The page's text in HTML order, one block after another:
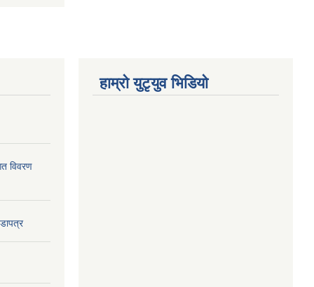
विवरण
हाम्राे युटृयुव भिडियाे